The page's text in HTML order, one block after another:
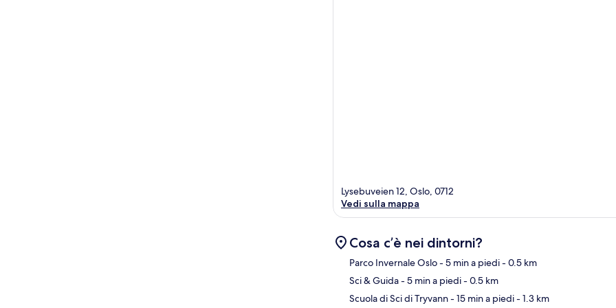
Lysebuveien 12, Oslo, 0712
Vedi sulla mappa
Cosa c’è nei dintorni?
Parco Invernale Oslo- 5 min a piedi- 0.5 km
Sci & Guida- 5 min a piedi- 0.5 km
Scuola di Sci di Tryvann- 15 min a piedi- 1.3 km